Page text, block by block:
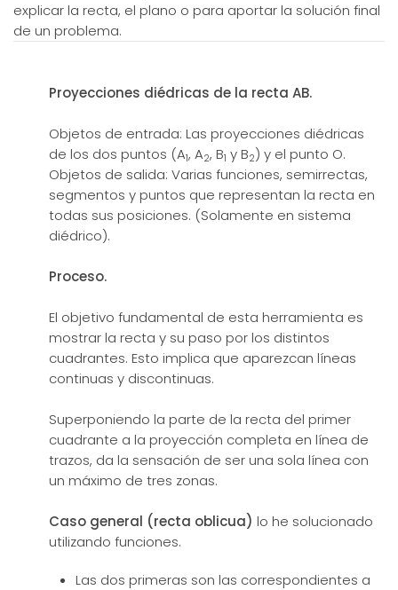
explicar la recta, el plano o para aportar la solución final
de un problema.
Proyecciones diédricas de la recta AB.
Objetos de entrada: Las proyecciones diédricas
de los dos puntos (A1, A2, B1 y B2) y el punto O.
Objetos de salida: Varias funciones, semirrectas,
segmentos y puntos que representan la recta en
todas sus posiciones. (Solamente en sistema
diédrico).
Proceso.
El objetivo fundamental de esta herramienta es
mostrar la recta y su paso por los distintos
cuadrantes. Esto implica que aparezcan líneas
continuas y discontinuas.
Superponiendo la parte de la recta del primer
cuadrante a la proyección completa en línea de
trazos, da la sensación de ser una sola línea con
un máximo de tres zonas.
Caso general (recta oblicua) lo he solucionado
utilizando funciones.
Las dos primeras son las correspondientes a